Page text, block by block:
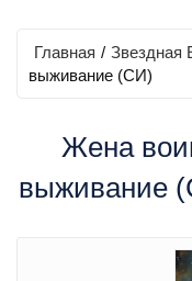
Главная / Звездная
выживание (СИ)
Жена
выживание